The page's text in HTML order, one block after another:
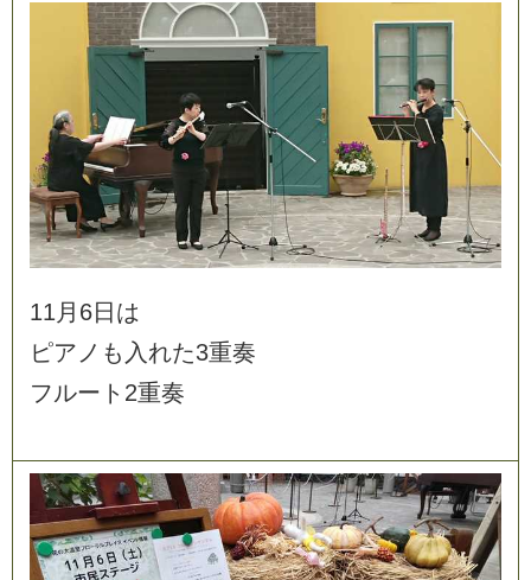
11 月 6日 は
ピア ノ も 入 れた3重奏
フルー ト 2重奏